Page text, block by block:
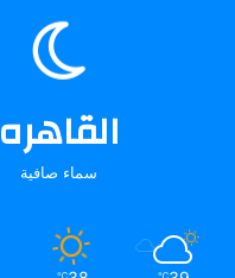
القاهره
سماء صافية
℃
℃